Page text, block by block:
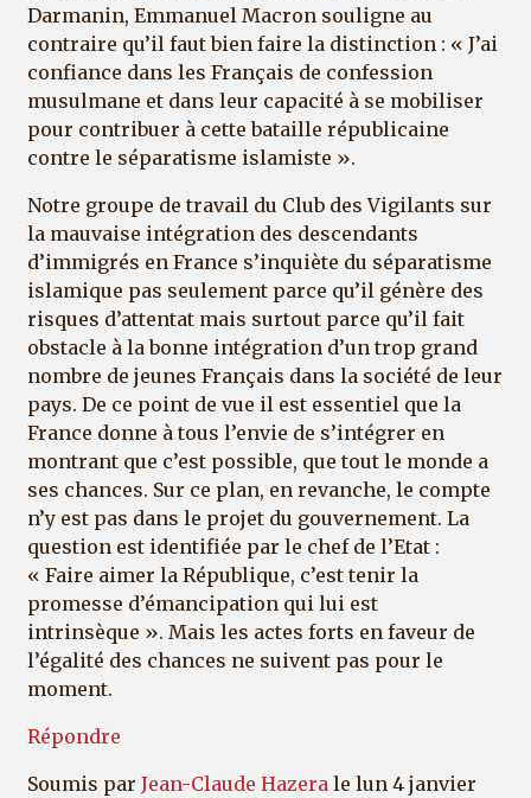
Darmanin, Emmanuel Macron souligne au
contraire qu’il faut bien faire la distinction : « J’ai
confiance dans les Français de confession
musulmane et dans leur capacité à se mobiliser
pour contribuer à cette bataille républicaine
contre le séparatisme islamiste ».
Notre groupe de travail du Club des Vigilants sur
la mauvaise intégration des descendants
d’immigrés en France s’inquiète du séparatisme
islamique pas seulement parce qu’il génère des
risques d’attentat mais surtout parce qu’il fait
obstacle à la bonne intégration d’un trop grand
nombre de jeunes Français dans la société de leur
pays. De ce point de vue il est essentiel que la
France donne à tous l’envie de s’intégrer en
montrant que c’est possible, que tout le monde a
ses chances. Sur ce plan, en revanche, le compte
n’y est pas dans le projet du gouvernement. La
question est identifiée par le chef de l’Etat :
« Faire aimer la République, c’est tenir la
promesse d’émancipation qui lui est
intrinsèque ». Mais les actes forts en faveur de
l’égalité des chances ne suivent pas pour le
moment.
Répondre
Soumis par Jean-Claude Hazera le lun 4 janvier